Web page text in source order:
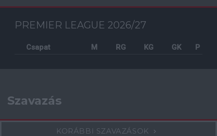
PREMIER LEAGUE 2026/27
Csapat M RG KG GK P
Szavazás
KORÁBBI SZAVAZÁSOK